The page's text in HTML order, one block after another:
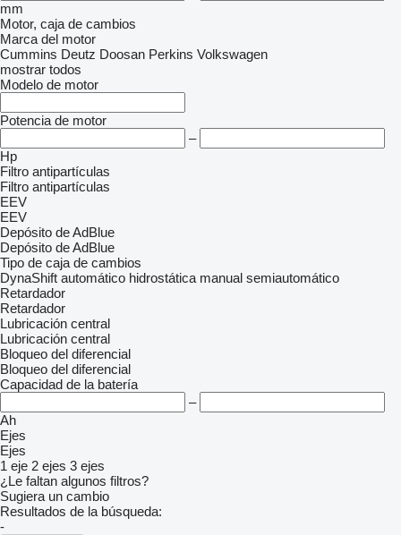
mm
Motor, caja de cambios
Marca del motor
Cummins Deutz Doosan Perkins Volkswagen
mostrar todos
Modelo de motor
Potencia de motor
–
Hp
Filtro antipartículas
Filtro antipartículas
EEV
EEV
Depósito de AdBlue
Depósito de AdBlue
Tipo de caja de cambios
DynaShift automático hidrostática manual semiautomático
Retardador
Retardador
Lubricación central
Lubricación central
Bloqueo del diferencial
Bloqueo del diferencial
Capacidad de la batería
–
Ah
Ejes
Ejes
1 eje 2 ejes 3 ejes
¿Le faltan algunos filtros?
Sugiera un cambio
Resultados de la búsqueda:
-